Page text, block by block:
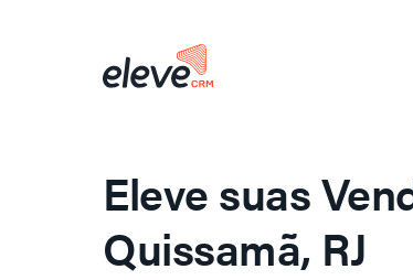
Eleve suas
Quissamã, RJ